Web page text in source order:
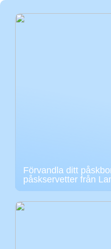
Förvandla ditt
påskservetter från